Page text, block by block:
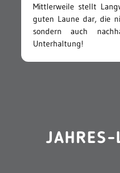
Mittlerweile stellt
guten Laune dar, die
sondern auch
Unterhaltung!
JAHRES-